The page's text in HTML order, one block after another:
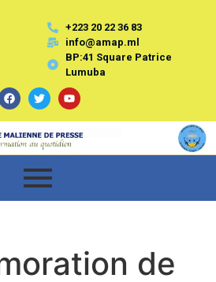
+223 20 22 36 83
info@amap.ml
BP:41 Square Patrice
Lumuba
de